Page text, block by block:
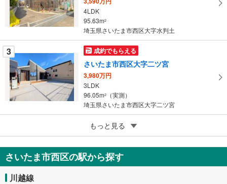
る
4LDK
95.63m2
埼玉県さいたま市西区大字水判土
3 成約でもらえる
さいたま市西区大字二ツ宮
3,980万円
3LDK
96.05m2
（実測）
埼玉県さいたま市西区大字二ツ宮
成約でもらえる
さいたま市西区宮前町
4,180万円
4LDK
108.87m
もっと見る
さいたま市西区の駅から探す
川越線